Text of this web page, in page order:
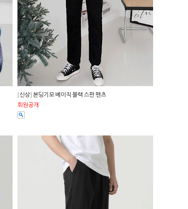
[신상] 본딩기모 베이직 블랙 스판 팬츠
회원공개